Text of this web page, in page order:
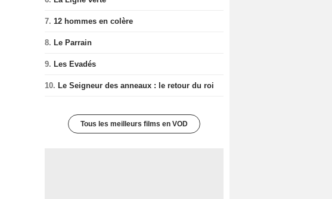
7. 12 hommes en colère
8. Le Parrain
9. Les Evadés
10. Le Seigneur des anneaux : le retour du roi
Tous les meilleurs films en VOD